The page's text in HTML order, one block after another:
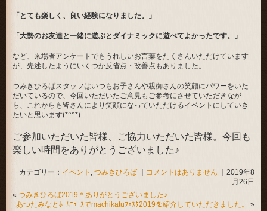
「とても楽しく、良い経験になりました。」
「大勢のお友達と一緒に遊ぶとダイナミックに遊べてよかったです。」
など、来場者アンケートでもうれしいお言葉をたくさんいただけています
が、先述したようにいくつか反省点・改善点もありました。
つみきひろばスタッフはいつもお子さんや親御さんの笑顔にパワーをいた
だいているので、今回いただいたご意見もご参考にさせていただきなが
ら、これからも皆さんにより笑顔になっていただけるイベントにしていき
たいと思います(*^^*)
ご参加いただいた皆様、ご協力いただいた皆様。今回も
楽しい時間をありがとうございました♪
カテゴリー： イベント , つみきひろば｜ コメントはありません ｜2019年8
月26日
«つみきひろば2019＊ありがとうございました♪
あつたみなとﾎｰﾑﾆｭｰｽでmachikatuﾌｪｽﾀ2019を紹介していただきました。
»